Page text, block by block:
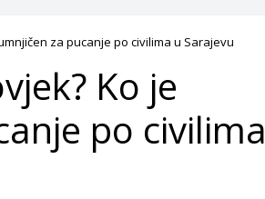
za pucanje po civilima u Sarajevu
Ko je
po civilima